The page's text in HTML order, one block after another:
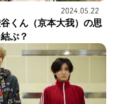
2024.05.22
くん（京本大我）の思
ぶ？